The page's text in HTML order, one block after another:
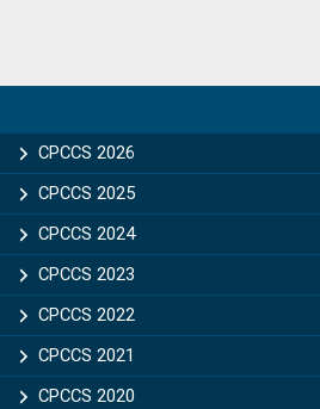
Sidebar
CPCCS 2026
CPCCS 2025
CPCCS 2024
CPCCS 2023
CPCCS 2022
CPCCS 2021
CPCCS 2020